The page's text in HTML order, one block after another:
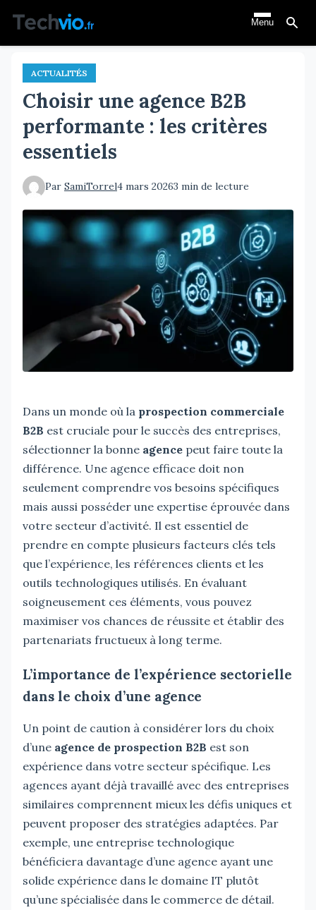
contenu
principal
Menu
ACTUALITÉS
Choisir une agence B2B
performante : les critères
essentiels
Par SamiTorrel4 mars 20263 min de lecture
Dans un monde où la prospection commerciale
B2B est cruciale pour le succès des entreprises,
sélectionner la bonne agence peut faire toute la
différence. Une agence efficace doit non
seulement comprendre vos besoins spécifiques
mais aussi posséder une expertise éprouvée dans
votre secteur d’activité. Il est essentiel de
prendre en compte plusieurs facteurs clés tels
que l’expérience, les références clients et les
outils technologiques utilisés. En évaluant
soigneusement ces éléments, vous pouvez
maximiser vos chances de réussite et établir des
partenariats fructueux à long terme.
L’importance de l’expérience sectorielle
dans le choix d’une agence
Un point de caution à considérer lors du choix
d’une agence de prospection B2B est son
expérience dans votre secteur spécifique. Les
agences ayant déjà travaillé avec des entreprises
similaires comprennent mieux les défis uniques et
peuvent proposer des stratégies adaptées. Par
exemple, une entreprise technologique
bénéficiera davantage d’une agence ayant une
solide expérience dans le domaine IT plutôt
qu’une spécialisée dans le commerce de détail.